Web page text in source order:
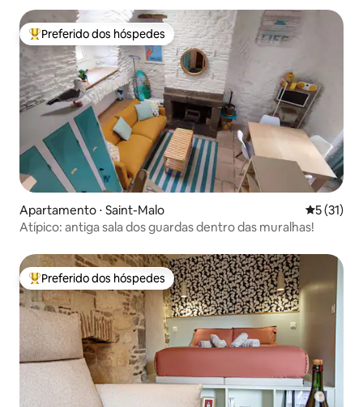
Entre os melhores preferidos dos hóspedes
Preferido dos hóspedes
Apartamento ⋅ Saint-Malo 5 de uma
5 (31)
Atípico: antiga sala dos guardas dentro das muralhas!
Entre os melhores preferidos dos hóspedes
Preferido dos hóspedes